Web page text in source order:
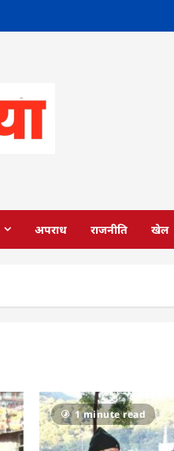
अपराध राजनीति खेल
1 minute read